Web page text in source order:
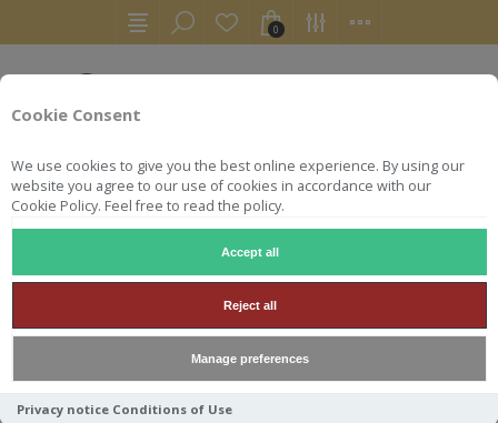
Cookie Consent
We use cookies to give you the best online experience. By using our
website you agree to our use of cookies in accordance with our
Cookie Policy. Feel free to read the policy.
Accept all
Reject all
Manage preferences
Privacy notice Conditions of Use
0
BUNNAHABHAIN